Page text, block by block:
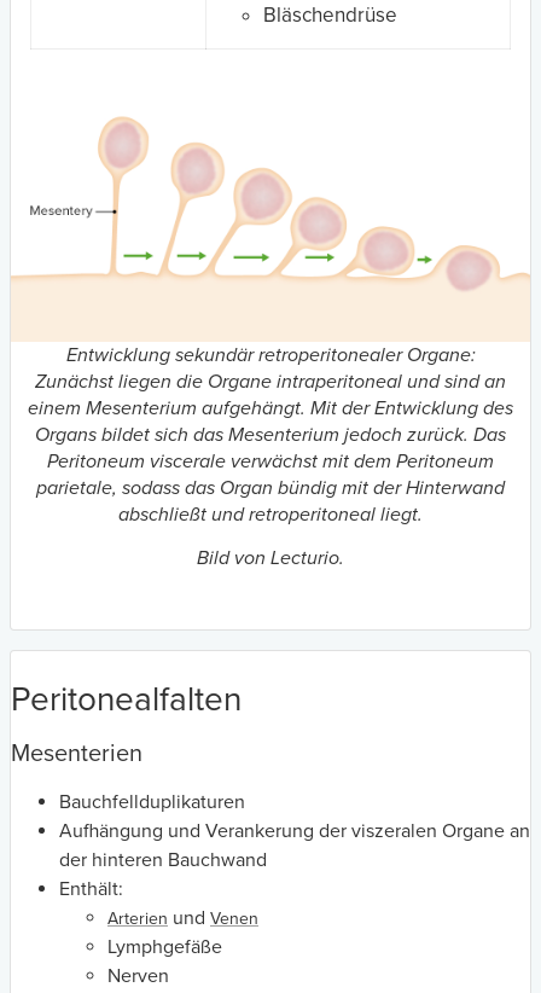
Bläschendrüse
Entwicklung sekundär retroperitonealer Organe:
Zunächst liegen die Organe intraperitoneal und sind an
einem Mesenterium aufgehängt. Mit der Entwicklung des
Organs bildet sich das Mesenterium jedoch zurück. Das
Peritoneum viscerale verwächst mit dem Peritoneum
parietale, sodass das Organ bündig mit der Hinterwand
abschließt und retroperitoneal liegt.
Bild von Lecturio.
Peritonealfalten
Mesenterien
Bauchfellduplikaturen
Aufhängung und Verankerung der viszeralen Organe an
der hinteren Bauchwand
Enthält:
Arterien und Venen
Lymphgefäße
Nerven